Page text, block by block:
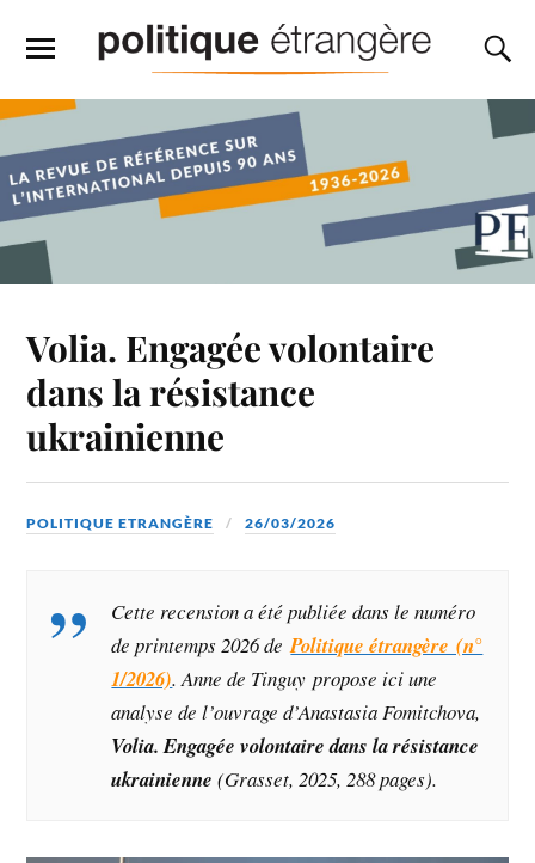
Volia. Engagée volontaire
dans la résistance
ukrainienne
POLITIQUE ETRANGÈRE 26/03/2026
Cette recension a été publiée dans le numéro
de printemps 2026 dePolitique étrangère (n°
1/2026). Anne de Tinguy propose ici une
analyse de l’ouvrage d’Anastasia Fomitchova,
Volia. Engagée volontaire dans la résistance
ukrainienne (Grasset, 2025, 288 pages).